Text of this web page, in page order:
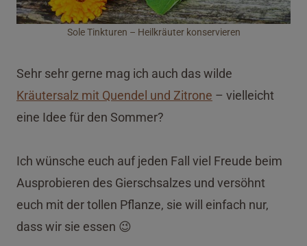
Sole Tinkturen – Heilkräuter konservieren
Sehr sehr gerne mag ich auch das wilde
Kräutersalz mit Quendel und Zitrone – vielleicht
eine Idee für den Sommer?
Ich wünsche euch auf jeden Fall viel Freude beim
Ausprobieren des Gierschsalzes und versöhnt
euch mit der tollen Pflanze, sie will einfach nur,
dass wir sie essen 😉